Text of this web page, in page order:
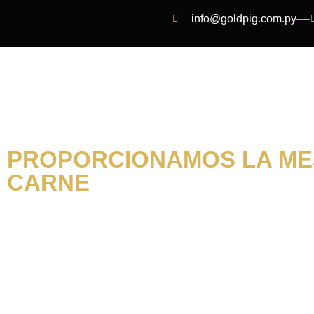
info@goldpig.com.py
PROPORCIONAMOS LA
CARNE